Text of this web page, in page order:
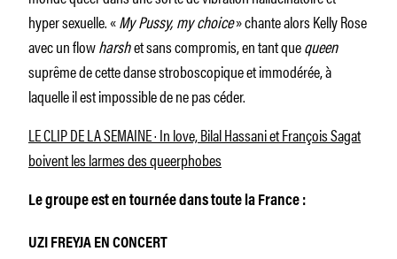
hyper sexuelle. «My Pussy, my choice» chante alors Kelly Rose
avec un flowharshet sans compromis, en tant quequeen
suprême de cette danse stroboscopique et immodérée, à
laquelle il est impossible de ne pas céder.
LE CLIP DE LA SEMAINE · In love, Bilal Hassani et François Sagat
boivent les larmes des queerphobes
Le groupe est en tournée dans toute la France :
UZI FREYJA EN CONCERT